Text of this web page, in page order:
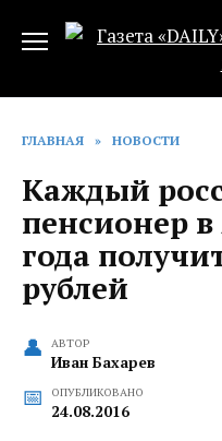
ГЛАВНАЯ » НОВОСТИ
Каждый
пенсионер в
года
рублей
АВТОР
Иван Бахарев
ОПУБЛИКОВАНО
24.08.2016